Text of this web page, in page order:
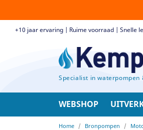
+10 jaar ervaring | Ruime voorraad | Snelle
Specialist in waterpompen
WEBSHOP
Home Bronpompen